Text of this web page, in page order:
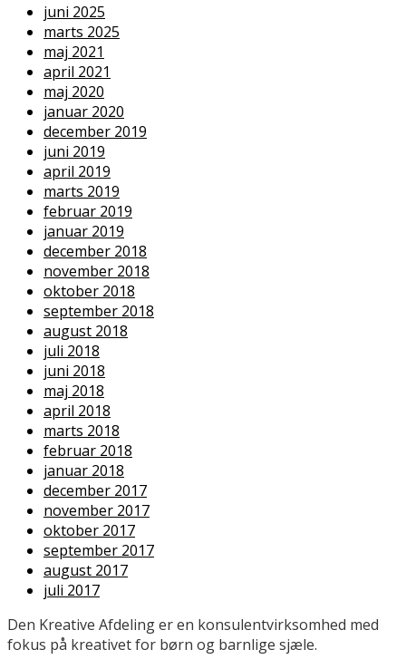
juni 2025
marts 2025
maj 2021
april 2021
maj 2020
januar 2020
december 2019
juni 2019
april 2019
marts 2019
februar 2019
januar 2019
december 2018
november 2018
oktober 2018
september 2018
august 2018
juli 2018
juni 2018
maj 2018
april 2018
marts 2018
februar 2018
januar 2018
december 2017
november 2017
oktober 2017
september 2017
august 2017
juli 2017
Den Kreative Afdeling er en konsulentvirksomhed med
fokus på kreativet for børn og barnlige sjæle.